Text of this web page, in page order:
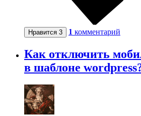
Нравится 3 1 комментарий
Как отключить
в шаблоне